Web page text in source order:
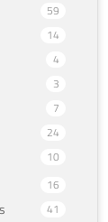
59
14
4
3
7
24
10
16
41